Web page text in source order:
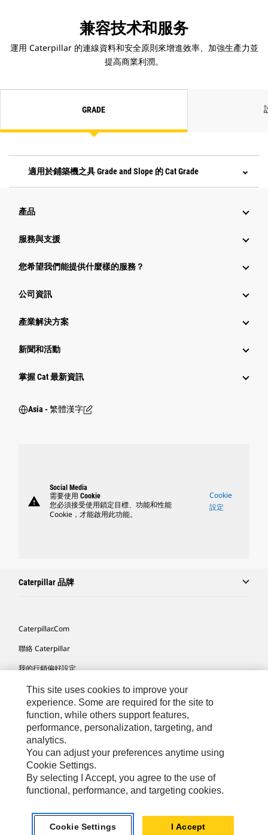
兼容技术和服务
運用 Caterpillar 的連線資料和安全原則來增進效率、加強生產力並
提高商業利潤。
GRADE
適用於鋪築機之具 Grade and Slope 的 Cat Grade
產品
服務與支援
您希望我們能提供什麼樣的服務？
公司資訊
產業解決方案
新聞和活動
掌握 Cat 最新資訊
Asia - 繁體漢字
warning
Social Media
需要使用 Cookie
您必須接受使用鎖定目標、功能和性能
Cookie，才能啟用此功能。
Cookie
設定
Caterpillar 品牌
Caterpillar.com
聯絡 Caterpillar
我的行銷偏好設定
網站地圖
Cookie Settings
法律
隱私權
關於 Cat
TW - Chinese© 2026 Caterpillar. All Rights Reserved.
This site uses cookies to improve your
experience. Some are required for the site to
function, while others support features,
performance, personalization, targeting, and
analytics.
You can adjust your preferences anytime using
Cookie Settings.
By selecting I Accept, you agree to the use of
functional, performance, and targeting cookies.
Cookie Settings I Accept